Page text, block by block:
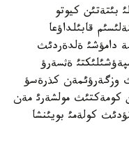
مةرزئمئ 2012 جئلئ بئتةتئن كيوتو
قابئلداؤعا
دامؤشئ ةلدةردئث
ةثسةرؤ
وزگةرؤئمةن كذرةسؤ
كومةكتئث مولشةرئ مةن
كولةمئ بويئنشا